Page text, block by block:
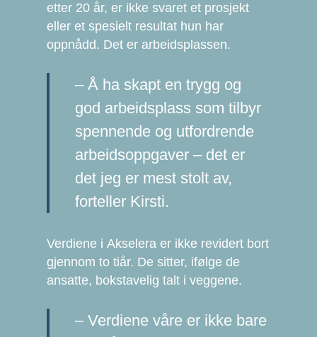
etter 20 år, er ikke svaret et prosjekt
eller et spesielt resultat hun har
oppnådd. Det er arbeidsplassen.
– Å ha skapt en trygg og
god arbeidsplass som tilbyr
spennende og utfordrende
arbeidsoppgaver – det er
det jeg er mest stolt av,
forteller Kirsti.
Verdiene i Akselera er ikke revidert bort
gjennom to tiår. De sitter, ifølge de
ansatte, bokstavelig talt i veggene.
– Verdiene våre er ikke bare